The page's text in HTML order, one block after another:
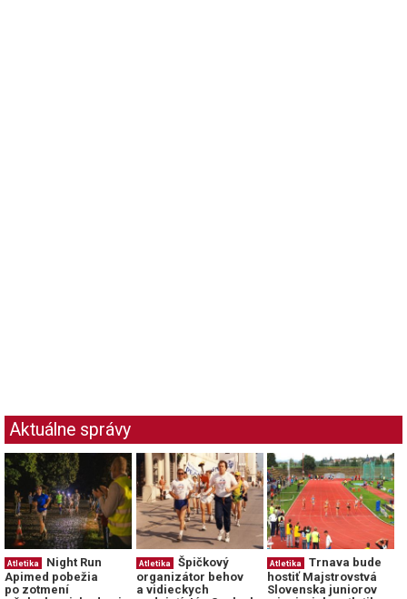
Aktuálne správy
Atletika
Night Run
Apimed pobežia
po zotmení
Atletika
Špičkový
organizátor behov
a vidieckych
Atletika
Trnava bude
hostiť Majstrovstvá
Slovenska juniorov